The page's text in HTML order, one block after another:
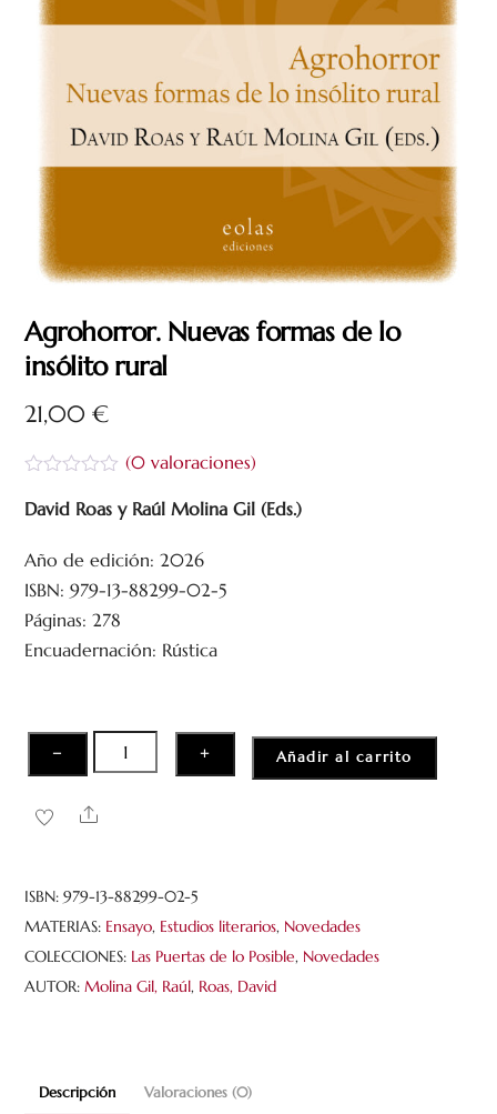
Agrohorror. Nuevas formas de lo
insólito rural
21,00€
a
r
d
o
c
o
5
(0valoraciones)
David Roas y Raúl Molina Gil (Eds.)
Año de edición: 2026
ISBN: 979-13-88299-02-5
Páginas: 278
Encuadernación: Rústica
−
Agrohorror.
Nuevas
formas
insólito
rural
cantidad
+ Añadir al carrito
Share
ISBN:979-13-88299-02-5
MATERIAS: Ensayo, Estudios literarios, Novedades
COLECCIONES: Las Puertas de lo Posible, Novedades
AUTOR:Molina Gil, Raúl, Roas, David
Descripción Valoraciones (0)